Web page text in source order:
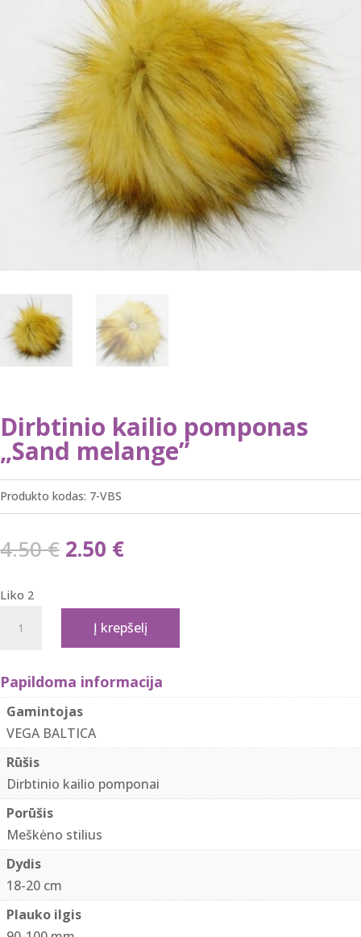
Dirbtinio kailio pomponas
„Sand melange”
Produkto kodas: 7-VBS
4.50€ Original
4.50 €.
2.50 €Current
2.50 €.
Liko 2
kiekis:
kailio
pomponas
"Sand
melange"
Į krepšelį
Papildoma informacija
Gamintojas
VEGA BALTICA
Rūšis
Dirbtinio kailio pomponai
Porūšis
Meškėno stilius
Dydis
18-20 cm
Plauko ilgis